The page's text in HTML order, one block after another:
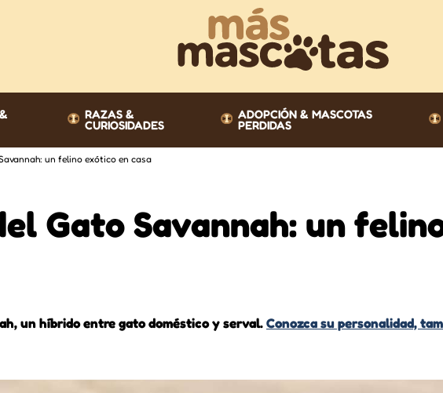
RAZAS &
CURIOSIDADES
ADOPCIÓN & MASCOTAS
PERDIDAS
un felino exótico en casa
Gato Savannah: un
un híbrido entre gato doméstico y serval.Conozca su personalidad,